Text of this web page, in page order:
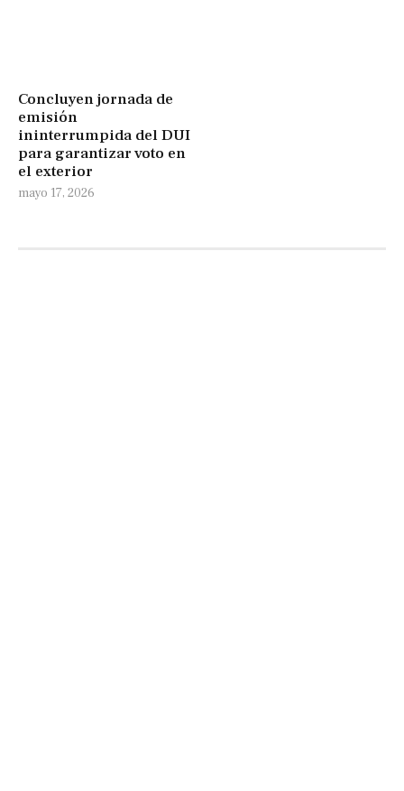
Concluyen jornada de
emisión
ininterrumpida del DUI
para garantizar voto en
el exterior
mayo 17, 2026